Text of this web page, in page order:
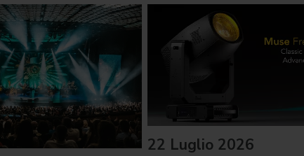
22 Luglio 2026